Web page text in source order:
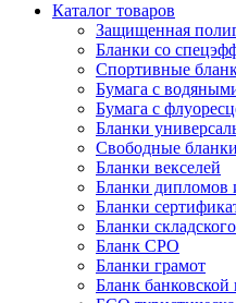
Каталог товаров
Защищенная
Бланки со
Спортивные
Бумага с
Бумага с
Бланки
Свободные
Бланки векселей
Бланки дипломов
Бланки
Бланки
Бланк СРО
Бланки грамот
Бланк банковской